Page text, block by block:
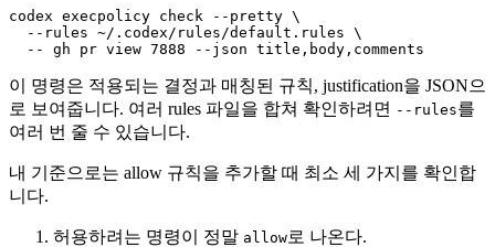
codex execpolicy check --pretty \
  --rules ~/.codex/rules/default.rules \
  -- gh pr view 7888 --json title,body,comments
이 명령은 적용되는 결정과 매칭된 규칙, justification을 JSON으
로 보여줍니다. 여러 rules 파일을 합쳐 확인하려면 --rules를
여러 번 줄 수 있습니다.
내 기준으로는 allow 규칙을 추가할 때 최소 세 가지를 확인합
니다.
허용하려는 명령이 정말 allow로 나온다.